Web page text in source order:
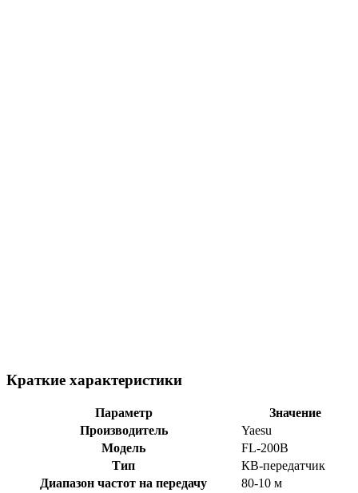
Краткие характеристики
Параметр
Значение
Производитель
Yaesu
Модель
FL-200B
Тип
КВ-передатчик
Диапазон частот на передачу
80-10 м